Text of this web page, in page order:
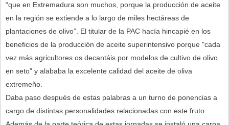
“que en Extremadura son muchos, porque la producción de aceite
en la región se extiende a lo largo de miles hectáreas de
plantaciones de olivo”. El titular de la PAC hacía hincapié en los
beneficios de la producción de aceite superintensivo porque "cada
vez más agricultores os decantáis por modelos de cultivo de olivo
en seto" y alababa la excelente calidad del aceite de oliva
extremeño.
Daba paso después de estas palabras a un turno de ponencias a
cargo de distintas personalidades relacionadas con este fruto.